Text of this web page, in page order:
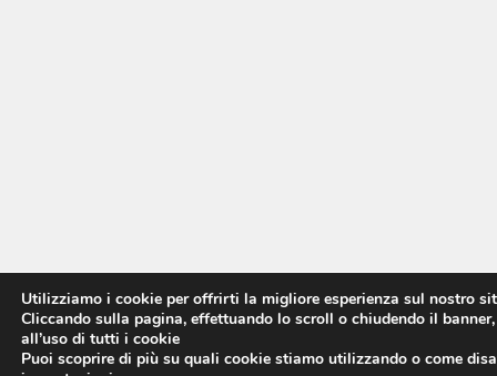
Utilizziamo i cookie per offrirti la migliore esperienza sul nostro
Cliccando sulla pagina, effettuando lo scroll o chiudendo il
all’uso di tutti i cookie
Puoi scoprire di più su quali cookie stiamo utilizzando o come